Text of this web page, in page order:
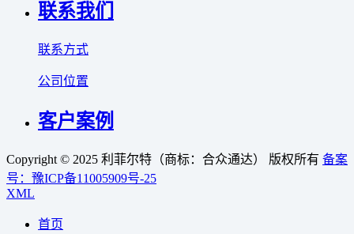
联系我们
联系方式
公司位置
客户案例
Copyright © 2025 利菲尔特（商标：合众通达） 版权所有 备案
号：豫ICP备11005909号-25
XML
首页